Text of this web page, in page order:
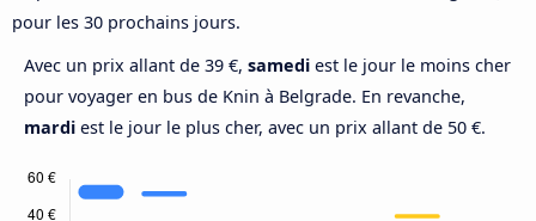
pour les 30 prochains jours.
Avec un prix allant de 39 €, samedi est le jour le moins cher
pour voyager en bus de Knin à Belgrade. En revanche,
mardi est le jour le plus cher, avec un prix allant de 50 €.